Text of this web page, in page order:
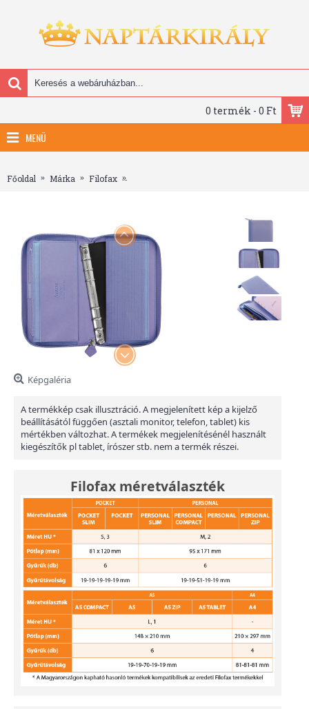
0 termék - 0 Ft
MENÜ
Főoldal Márka Filofax
Képgaléria
A termékkép csak illusztráció. A megjelenített kép a kijelző
beállításától függően (asztali monitor, telefon, tablet) kis
mértékben változhat. A termékek megjelenítésénél használt
kiegészítők pl tablet, írószer stb. nem a termék részei.
Filofax méretválaszték